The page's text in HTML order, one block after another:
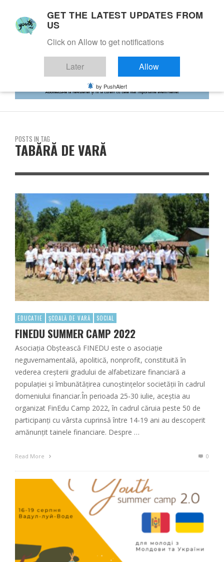
POSTS IN TAG
TABĂRĂ DE VARĂ
EDUCATIE ȘCOALĂ DE VARĂ SOCIAL
FINEDU SUMMER CAMP 2022
Asociația Obştească FINEDU este o asociație
neguvernamentală, apolitică, nonprofit, constituită în
vederea creşterii gradului de alfabetizare financiară a
populației şi îmbunătățirea cunoştințelor societății în cadrul
domeniului financiar.În perioada 25-30 iulie, aceştia au
organizat FinEdu Camp 2022, în cadrul căruia peste 50 de
participanți cu vârsta cuprinsă între 14-19 ani au descoperit
amănunțit tainele financiare. Despre …
Read More 0
GET THE LATEST UPDATES FROM
US
Click on Allow to get notifications
Later Allow
by PushAlert